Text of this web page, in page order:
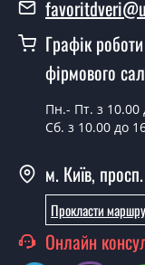
У той самий день
Чи можна
Так можна.
Так, ми маємо
дверей.
Графік роботи
фірмового
Пн.- Пт. з 10.00
Сб. з 10.00 до
м. Київ,
Прокласти
Онлайн